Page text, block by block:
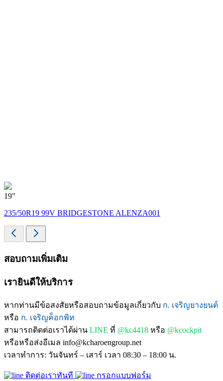
19"
235/50R19 99V BRIDGESTONE ALENZA001
สอบถามเพิ่มเติม
เรายินดีให้บริการ
หากท่านมีข้อสงสัยหรือสอบถามข้อมูลเกี่ยวกับ ก. เจริญยางยนต์
หรือ ก. เจริญค็อกพิท
สามารถติดต่อเราได้ผ่าน LINE ที่ @kc4418 หรือ @kcockpit
หรือหรือส่งอีเมล info@kcharoengroup.net
เวลาทำการ: วันจันทร์ – เสาร์ เวลา 08:30 – 18:00 น.
ติดต่อเราทันที กรอกแบบฟอร์ม